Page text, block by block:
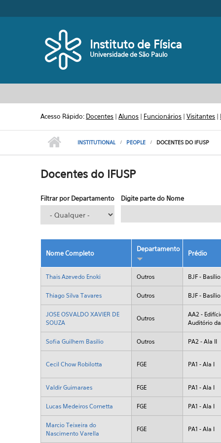
Instituto de Física
Universidade de São Paulo
Acesso Rápido: Docentes |Alunos | Funcionários |Visitantes |
INSTITUTIONAL PEOPLE DOCENTES DO IFUSP
Docentes do IFUSP
Filtrar por Departamento Digite parte do Nome
Nome Completo
Departamento
Prédio
Thais Azevedo Enoki Outros BJF -
Thiago Silva Tavares Outros BJF -
JOSE OSVALDO XAVIER DE
SOUZA
Outros
AA2 -
Auditório
Sofia Guilhem Basilio Outros PA2 - Ala II
Cecil Chow Robilotta FGE PA1 - Ala I
Valdir Guimaraes FGE PA1 - Ala I
Lucas Medeiros Cornetta FGE PA1 - Ala I
Marcio Teixeira do
Nascimento Varella
FGE PA1 - Ala I